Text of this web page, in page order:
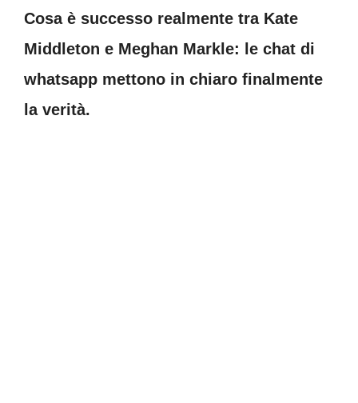
Cosa è successo realmente tra Kate
Middleton e Meghan Markle: le chat di
whatsapp mettono in chiaro finalmente
la verità.